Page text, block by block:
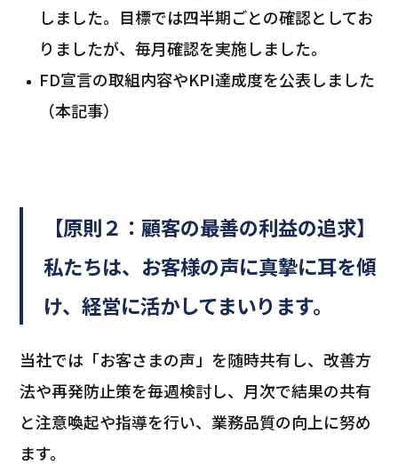
しました。目標では四半期ごとの確認としてお
りましたが、毎月確認を実施しました。
FD宣言の取組内容やKPI達成度を公表しました
（本記事）
【原則２：顧客の最善の利益の追求】
私たちは、お客様の声に真摯に耳を傾
け、経営に活かしてまいります。
当社では「お客さまの声」を随時共有し、改善方
法や再発防止策を毎週検討し、月次で結果の共有
と注意喚起や指導を行い、業務品質の向上に努め
ます。